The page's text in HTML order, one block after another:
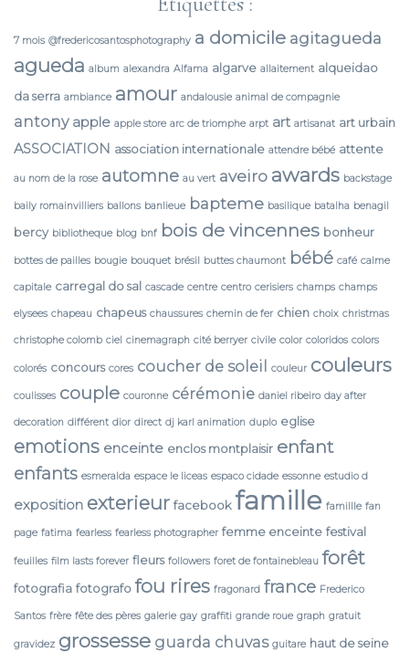
7 mois @fredericosantosphotography a domicile agitagueda
agueda album alexandra Alfama algarve allaitement alqueidao
da serra ambiance amour andalousie animal de compagnie
antony apple apple store arc de triomphe arpt art artisanat art urbain
ASSOCIATION association internationale attendre bébé attente
au nom de la rose automne au vert aveiro awards backstage
baily romainvilliers ballons banlieue bapteme basilique batalha benagil
bercy bibliotheque blog bnf bois de vincennes bonheur
bottes de pailles bougie bouquet brésil buttes chaumont bébé café calme
capitale carregal do sal cascade centre centro cerisiers champs champs
elysees chapeau chapeus chaussures chemin de fer chien choix christmas
christophe colomb ciel cinemagraph cité berryer civile color coloridos colors
colorés concours cores coucher de soleil couleur couleurs
coulisses couple couronne cérémonie daniel ribeiro day after
decoration différent dior direct dj karl animation duplo eglise
emotions enceinte enclos montplaisir enfant
enfants esmeralda espace le liceas espaco cidade essonne estudio d
exposition exterieur facebook famille famillle fan
page fatima fearless fearless photographer femme enceinte festival
feuilles film lasts forever fleurs followers foret de fontainebleau forêt
fotografia fotografo fou rires fragonard france Frederico
Santos frère fête des pères galerie gay graffiti grande roue graph gratuit
gravidez grossesse guarda chuvas guitare haut de seine